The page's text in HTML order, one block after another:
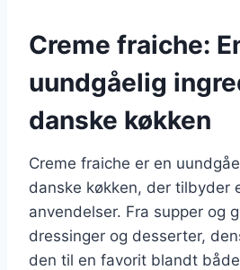
Creme fraiche:
uundgåelig
danske køkken
Creme fraiche er en
danske køkken, der tilbyder
anvendelser. Fra supper og
dressinger og desserter,
den til en favorit blandt